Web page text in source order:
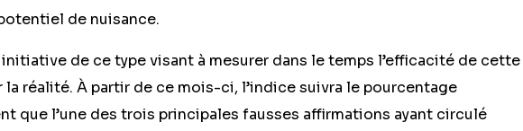
de nuisance.
initiative de ce type visant à mesurer dans le temps l’efficacité de cette
réalité. À partir de ce mois-ci, l’indice suivra le pourcentage
que l’une des trois principales fausses affirmations ayant circulé